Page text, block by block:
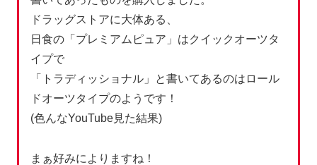
ドラッグストアに大体ある、
日食の「プレミアムピュア」はクイックオーツタ
イプで
「トラディッショナル」と書いてあるのはロール
ドオーツタイプのようです！
(色んなYouTube見た結果)
まぁ好みによりますね！